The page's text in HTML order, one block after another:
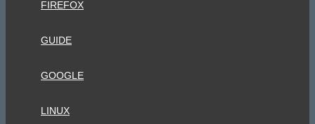
FIREFOX
GUIDE
GOOGLE
LINUX